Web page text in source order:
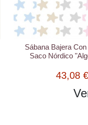
Sábana Bajera
Saco Nórdico
43,08